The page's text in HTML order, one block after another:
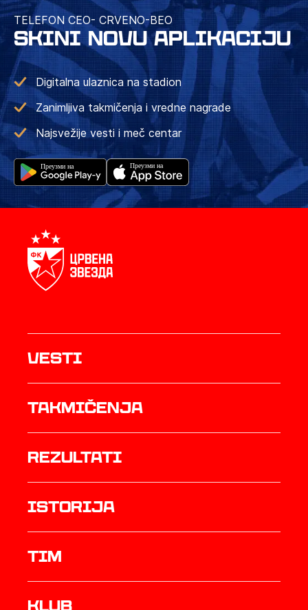
TELEFON CEO- CRVENO-BEO
SKINI NOVU APLIKACIJU
Digitalna ulaznica na stadion
Zanimljiva takmičenja i vredne nagrade
Najsvežije vesti i meč centar
Vesti
Takmičenja
rezultati
istorija
TIM
Klub